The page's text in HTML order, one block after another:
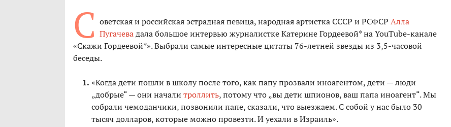
С оветская и российская эстрадная певица, народная артистка СССР и РСФСР Алла
Пугачевадала большое интервью журналистке Катерине Гордеевой* на YouTube-канале
«Скажи Гордеевой*». Выбрали самые интересные цитаты 76-летней звезды из 3,5-часовой
беседы.
«Когда дети пошли в школу после того, как папу прозвали иноагентом, дети — люди
„добрые“ — они начали троллить, потому что „вы дети шпионов, ваш папа иноагент“. Мы
собрали чемоданчики, позвонили папе, сказали, что выезжаем. С собой у нас было 30
тысяч долларов, которые можно провезти. И уехали в Израиль».